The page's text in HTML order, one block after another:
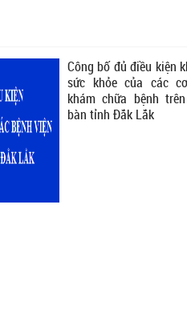
Công bố đủ điều kiện
sức khỏe của các
khám chữa bệnh
bàn tỉnh Đắk Lắk